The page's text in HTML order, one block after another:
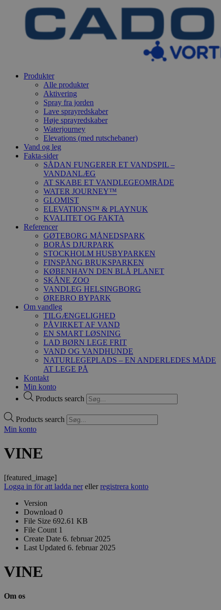
Produkter
Alle produkter
Aktivering
Spray fra jorden
Lave sprayredskaber
Høje sprayredskaber
Waterjourney
Elevations (med rutschebaner)
Vand og leg
Fakta-sider
SÅDAN FUNGERER ET VANDSPIL –
VANDANLÆG
AT SKABE ET VANDLEGEOMRÅDE
WATER JOURNEY™
GLOMIST
ELEVATIONS™ & PLAYNUK
KVALITET OG FAKTA
Referencer
GØTEBORG MÅNEDSPARK
BORÅS DJURPARK
STOCKHOLM HUSBYPARKEN
FINSPÅNG BRUKSPARKEN
KØBENHAVN DEN BLÅ PLANET
SKÅNE ZOO
VANDLEG HELSINGBORG
ØREBRO BYPARK
Om vandleg
TILGÆNGELIGHED
PÅVIRKET AF VAND
EN SMART LØSNING
LAD BØRN LEGE FRIT
VAND OG VANDHUNDE
NATURLEGEPLADS – EN ANDERLEDES MÅDE
AT LEGE PÅ
Kontakt
Min konto
Products search
Products search
Min konto
VINE
[featured_image]
Logga in för att ladda nerellerregistrera konto
Version
Download 0
File Size 692.61 KB
File Count 1
Create Date 6. februar 2025
Last Updated 6. februar 2025
VINE
Om os